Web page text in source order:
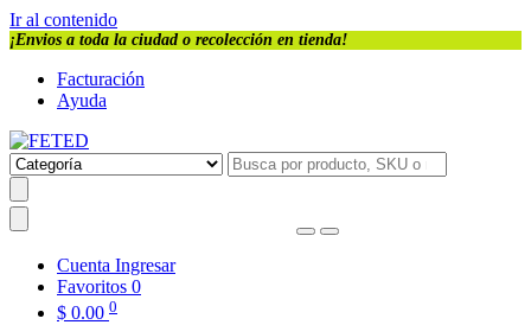
Ir al contenido
¡Envios a toda la ciudad o recolección en tienda!
Facturación
Ayuda
Cuenta Ingresar
Favoritos 0
$ 0.00 0